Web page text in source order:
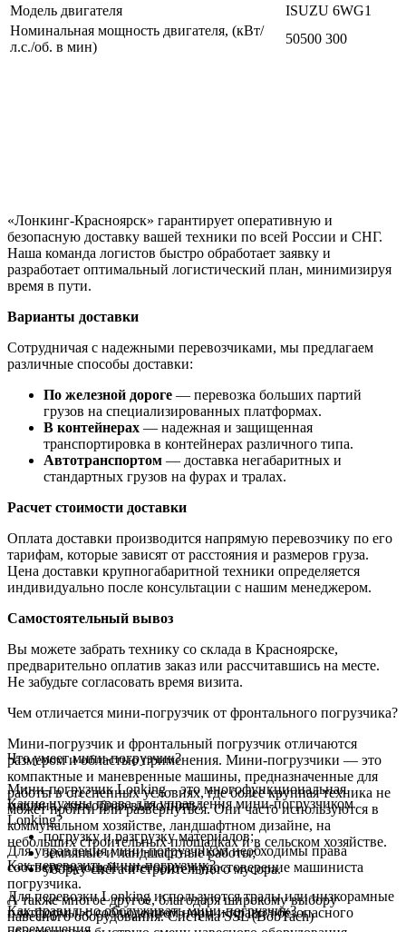
Модель двигателя
ISUZU 6WG1
Номинальная мощность двигателя, (кВт/
л.с./об. в мин)
50500 300
«Лонкинг-Красноярск» гарантирует оперативную и
безопасную доставку вашей техники по всей России и СНГ.
Наша команда логистов быстро обработает заявку и
разработает оптимальный логистический план, минимизируя
время в пути.
Варианты доставки
Сотрудничая с надежными перевозчиками, мы предлагаем
различные способы доставки:
По железной дороге — перевозка больших партий
грузов на специализированных платформах.
В контейнерах — надежная и защищенная
транспортировка в контейнерах различного типа.
Автотранспортом — доставка негабаритных и
стандартных грузов на фурах и тралах.
Расчет стоимости доставки
Оплата доставки производится напрямую перевозчику по его
тарифам, которые зависят от расстояния и размеров груза.
Цена доставки крупногабаритной техники определяется
индивидуально после консультации с нашим менеджером.
Самостоятельный вывоз
Вы можете забрать технику со склада в Красноярске,
предварительно оплатив заказ или рассчитавшись на месте.
Не забудьте согласовать время визита.
Чем отличается мини-погрузчик от фронтального погрузчика?
Мини-погрузчик и фронтальный погрузчик отличаются
размером и областью применения. Мини-погрузчики — это
компактные и маневренные машины, предназначенные для
работы в стесненных условиях, где более крупная техника не
может пройти или развернуться. Они часто используются в
коммунальном хозяйстве, ландшафтном дизайне, на
небольших строительных площадках и в сельском хозяйстве.
Что умеет мини-погрузчик?
Мини-погрузчик Lonking – это многофункциональная
машина, способная выполнять:
погрузку и разгрузку материалов;
земляные и ландшафтные работы;
уборку снега и строительного мусора.
А также многое другое, благодаря широкому выбору
навесного оборудования. Система SSL (BobTach)
Какие нужны права для управления мини-погрузчиком
Lonking?
Для управления мини-погрузчиком необходимы права
соответствующей категории и удостоверение машиниста
погрузчика.
Как перевозить мини-погрузчик?
Для перевозки Lonking используются тралы или низкорамные
платформы, с соблюдением норм и правил безопасного
Как правильно обслуживать мини-погрузчик?